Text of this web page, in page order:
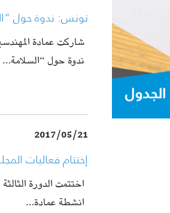
تونس: ندوة حول
شاركت عمادة
ندوة حول “السلامة…
2017/05/21
إختتام فعاليات
اختتمت الدورة
انشطة عمادة…